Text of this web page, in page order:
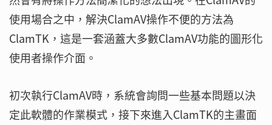
使用場合之中，解決ClamAV操作不便的方法為
ClamTK，這是一套涵蓋大多數ClamAV功能的圖形化
使用者操作介面。
初次執行ClamAV時，系統會詢問一些基本問題以決
定此軟體的作業模式，接下來進入ClamTK的主畫面